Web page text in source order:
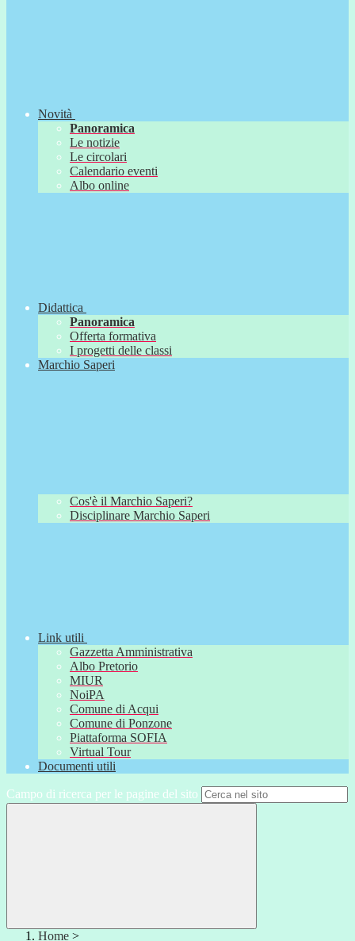
Novità
Panoramica
Le notizie
Le circolari
Calendario eventi
Albo online
Didattica
Panoramica
Offerta formativa
I progetti delle classi
Marchio Saperi
Cos'è il Marchio Saperi?
Disciplinare Marchio Saperi
Link utili
Gazzetta Amministrativa
Albo Pretorio
MIUR
NoiPA
Comune di Acqui
Comune di Ponzone
Piattaforma SOFIA
Virtual Tour
Documenti utili
Campo di ricerca per le pagine del sito
Home >